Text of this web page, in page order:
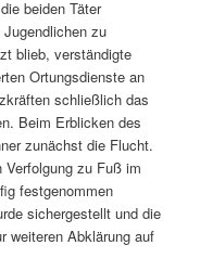
beiden Täter
zu
blieb, verständigte
Ortungsdienste an
schließlich das
Beim Erblicken des
zunächst die Flucht.
zu Fuß im
festgenommen
sichergestellt und die
weiteren Abklärung auf